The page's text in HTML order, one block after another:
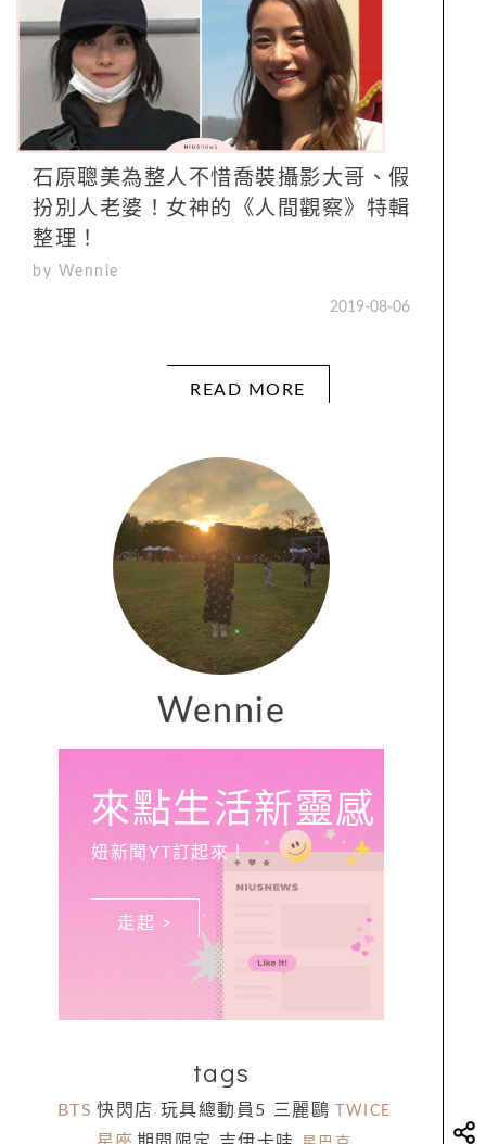
石原聰美為整人不惜喬裝攝影大哥、假
扮別人老婆！女神的《人間觀察》特輯
整理！
by Wennie
2019-08-06
READ MORE
Wennie
來點生活新靈感
妞新聞YT訂起來！
走起 >
tags
BTS 快閃店 玩具總動員5 三麗鷗 TWICE